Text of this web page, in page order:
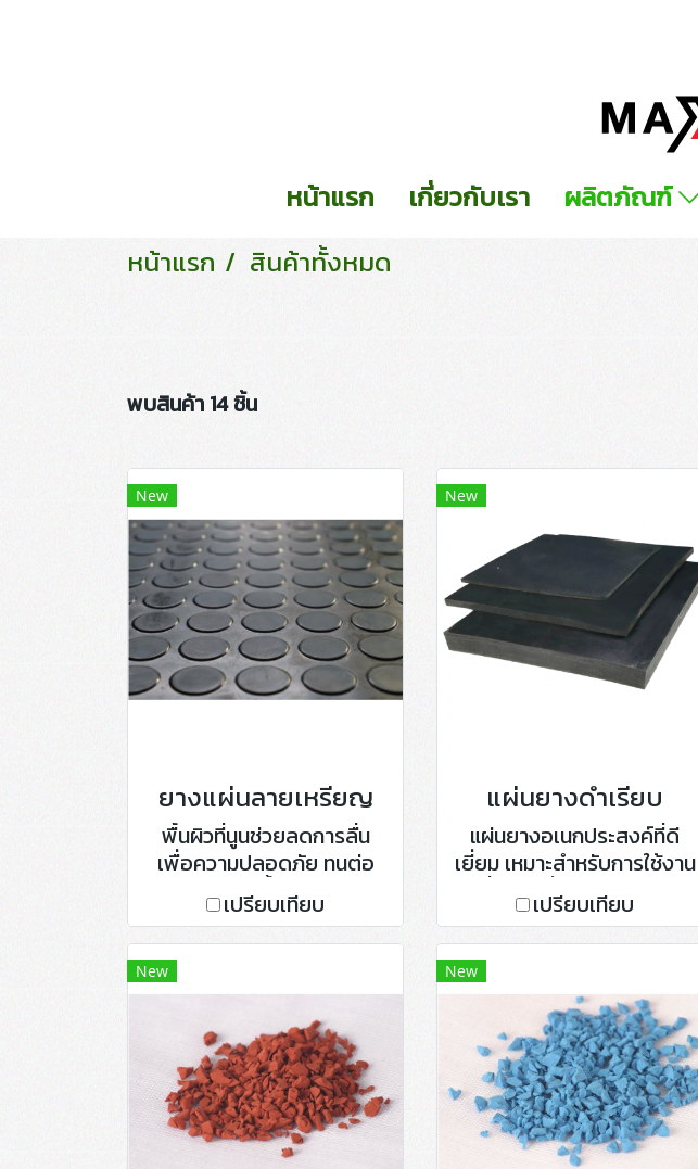
หน้าแรก เกี่ยวกับเรา ผลิตภัณฑ์
หน้าแรก
สินค้าทั้งหมด
พบสินค้า 14 ชิ้น
New
ยางแผ่นลายเหรียญ
พื้นผิวที่นูนช่วยลดการลื่น
เพื่อความปลอดภัย ทนต่อ
การขัดถู กันน้ำ ทนต่อแรง
กระแทก
เปรียบเทียบ
New
แผ่นยางดำเรียบ
แผ่นยางอเนกประสงค์ที่ดี
เยี่ยม เหมาะสำหรับการใช้งาน
พื้นฐานที่ต้องการความ
ประหยัด แต่มีคุณภาพปาน
กลาง
เปรียบเทียบ
New New